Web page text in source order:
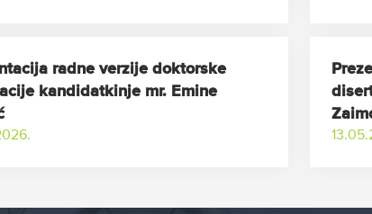
radne verzije doktorske
kandidatkinje mr. Emine